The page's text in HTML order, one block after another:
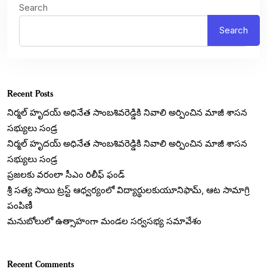
Search
Search
Recent Posts
నిర్మల్ హృదయ్ అధినేత సాంబశివరెడ్డికి నివాలి అర్పించిన మాజీ శాసన
సభ్యులు సండ్ర
నిర్మల్ హృదయ్ అధినేత సాంబశివరెడ్డికి నివాలి అర్పించిన మాజీ శాసన
సభ్యులు సండ్ర
ప్రజలకు వరంలా సీఎం రిలీఫ్ ఫండ్
శ్రీ సత్య సాయి ట్రస్ట్ ఆధ్వర్యంలో విద్యార్థులకుయూనిఫామ్, ఆట సామాగ్రి
పంపిణీ
మనుబోలులో ఉత్సాహంగా మండల సర్వసభ్య సమావేశం
Recent Comments